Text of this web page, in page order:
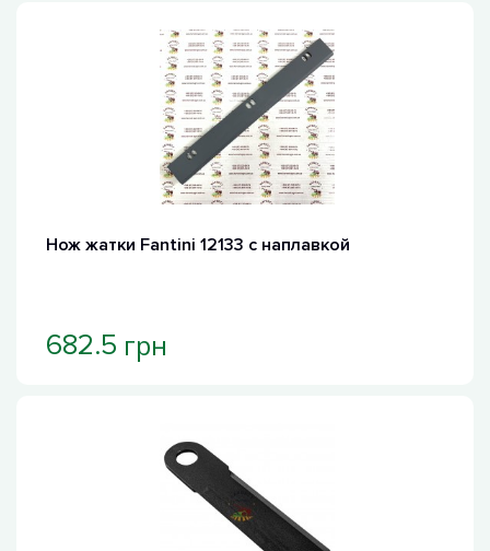
Нож жатки Fantini 12133 с наплавкой
682.5 грн